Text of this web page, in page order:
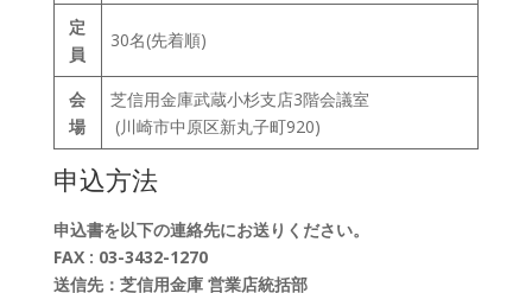
定
員
30名(先着順)
会
場
芝信用金庫武蔵小杉支店3階会議室
(川崎市中原区新丸子町920)
申込方法
申込書を以下の連絡先にお送りください。
FAX : 03-3432-1270
送信先：芝信用金庫 営業店統括部